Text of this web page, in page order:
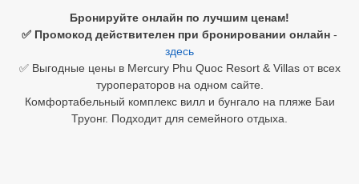
Бронируйте онлайн по лучшим ценам!
✅ Промокод действителен при бронировании онлайн -
здесь
✅ Выгодные цены в Mercury Phu Quoc Resort & Villas от всех
туроператоров на одном сайте.
Комфортабельный комплекс вилл и бунгало на пляже Баи
Труонг. Подходит для семейного отдыха.
Египет
Куба